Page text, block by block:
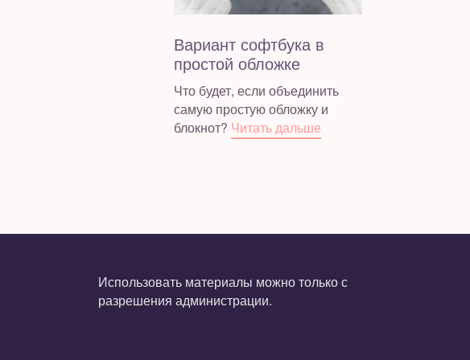
Вариант софтбука в
простой обложке
Что будет, если объединить
самую простую обложку и
блокнот? Читать дальше
Использовать материалы можно только с
разрешения администрации.